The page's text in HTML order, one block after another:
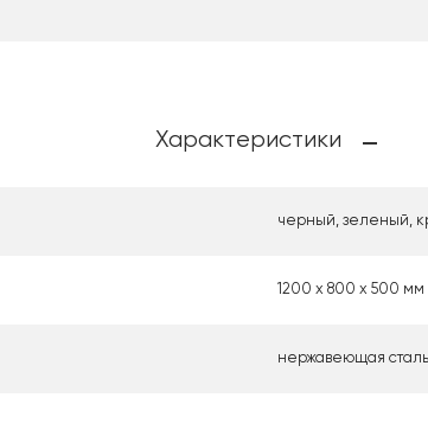
Характеристики
черный, зеленый,
1200 х 800 х 500 мм
нержавеющая сталь